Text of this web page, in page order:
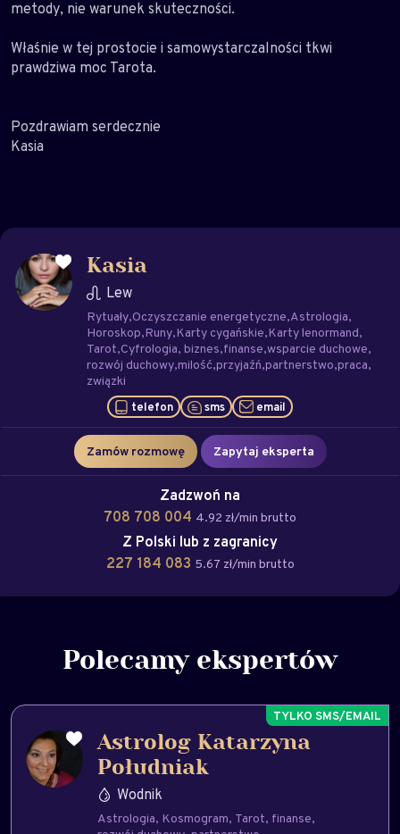
metody, nie warunek skuteczności.
Właśnie w tej prostocie i samowystarczalności tkwi
prawdziwa moc Tarota.
Pozdrawiam serdecznie
Kasia
Kasia
Lew
Rytuały Oczyszczanie energetyczne Astrologia
Horoskop Runy Karty cygańskie Karty lenormand
Tarot Cyfrologia biznes finanse wsparcie duchowe
rozwój duchowy milość przyjaźń partnerstwo praca
związki
telefon sms email
Zamów rozmowę Zapytaj eksperta
Zadzwoń na
708 708 004 4.92 zł/min brutto
Z Polski lub z zagranicy
227 184 083 5.67 zł/min brutto
Polecamy ekspertów
Astrolog Katarzyna
Południak
Wodnik
Astrologia Kosmogram Tarot finanse